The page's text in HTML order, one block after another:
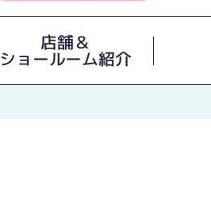
店舗＆
ショールーム紹介